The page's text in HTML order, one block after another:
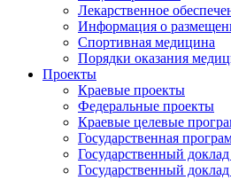
Лекарственное
Информация о
Спортивная медицина
Порядки оказания
Проекты
Краевые проекты
Федеральные проекты
Краевые целевые
Государственная
Государственный
Государственный